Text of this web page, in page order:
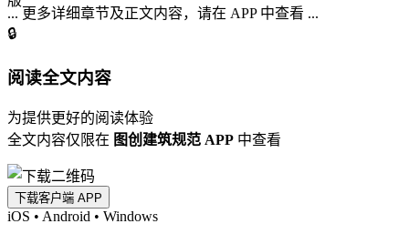
... 更多详细章节及正文内容，请在 APP 中查看 ...
🔒
阅读全文内容
为提供更好的阅读体验
全文内容仅限在 图创建筑规范 APP 中查看
下载客户端 APP
iOS • Android • Windows